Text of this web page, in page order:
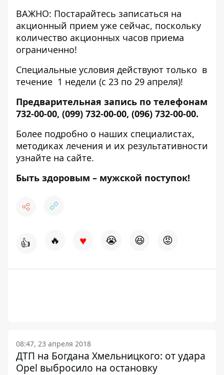
ВАЖНО: Постарайтесь записаться на
акционный прием уже сейчас, поскольку
количество акционных часов приема
ограниченно!
Специальные условия действуют только в
течение 1 недели (с 23 по 29 апреля)!
Предварительная запись по телефонам
732-00-00, (099) 732-00-00, (096) 732-00-00.
Более подробно о наших специалистах,
методиках лечения и их результативности
узнайте на сайте.
Быть здоровым – мужской поступок!
👍 🔥 ♥ 😭 😆 😡
08:47, 23 апреля 2018
ДТП на Богдана Хмельницкого: от удара
Opel выбросило на остановку